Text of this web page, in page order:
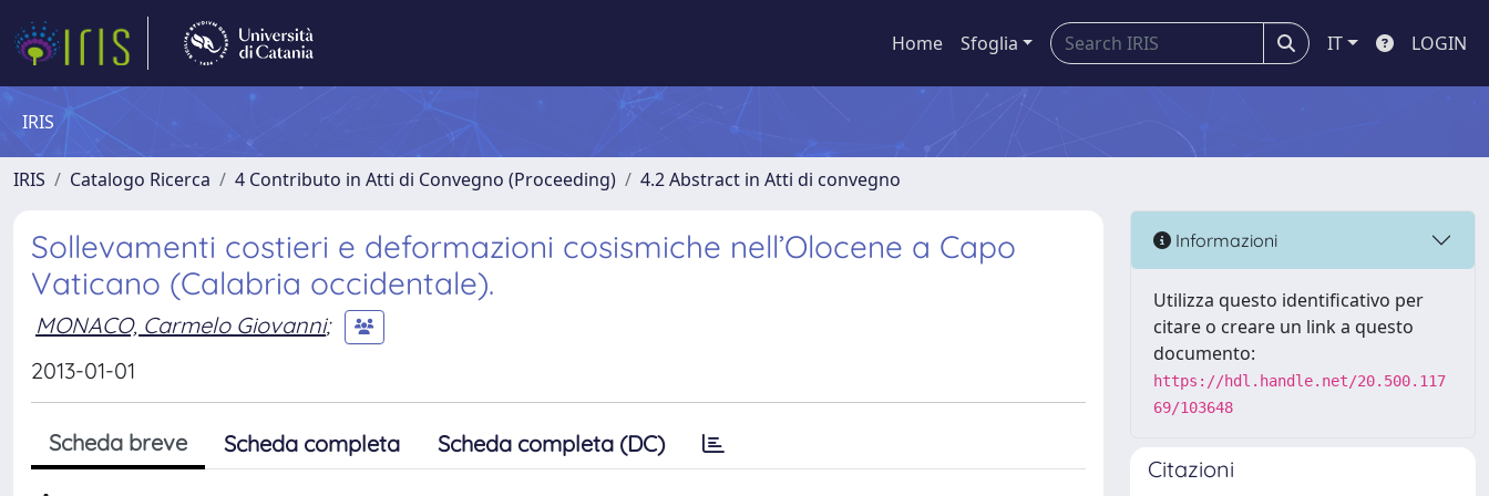
Home Sfoglia IT LOGIN
IRIS
IRIS Catalogo Ricerca 4 Contributo in Atti di Convegno (Proceeding) 4.2 Abstract in Atti di convegno
Sollevamenti costieri e deformazioni cosismiche nell’Olocene a Capo
Vaticano (Calabria occidentale).
MONACO, Carmelo Giovanni;
2013-01-01
Scheda breve Scheda completa Scheda completa (DC)
Informazioni
Utilizza questo identificativo per
citare o creare un link a questo
documento:
https://hdl.handle.net/20.500.117
69/103648
Citazioni